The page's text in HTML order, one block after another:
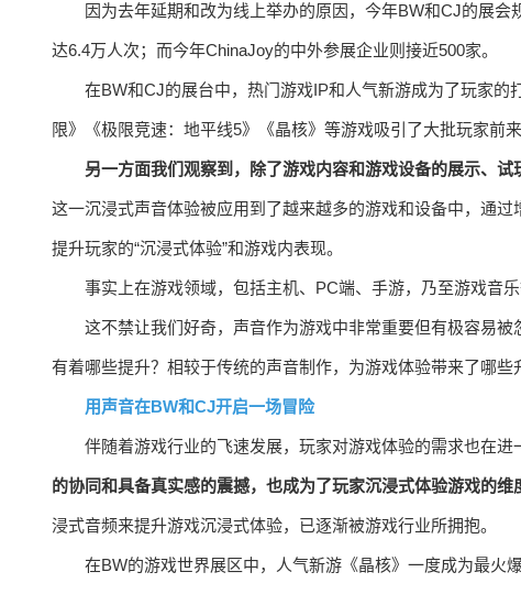
因为去年延期和改为线上举办的原因，今年BW和CJ的展
达6.4万人次；而今年ChinaJoy的中外参展企业则接近500家。
在BW和CJ的展台中，热门游戏IP和人气新游成为了玩家
限》《极限竞速：地平线5》《晶核》等游戏吸引了大批玩家前来
另一方面我们观察到，除了游戏内容和游戏设备的展示、
这一沉浸式声音体验被应用到了越来越多的游戏和设备中，通
提升玩家的“沉浸式体验”和游戏内表现。
事实上在游戏领域，包括主机、PC端、手游，乃至游戏音
这不禁让我们好奇，声音作为游戏中非常重要但有极容易
有着哪些提升？相较于传统的声音制作，为游戏体验带来了哪
用声音在BW和CJ开启一场冒险
伴随着游戏行业的飞速发展，玩家对游戏体验的需求也在进
的协同和具备真实感的震撼，也成为了玩家沉浸式体验游戏的维
浸式音频来提升游戏沉浸式体验，已逐渐被游戏行业所拥抱。
在BW的游戏世界展区中，人气新游《晶核》一度成为最火